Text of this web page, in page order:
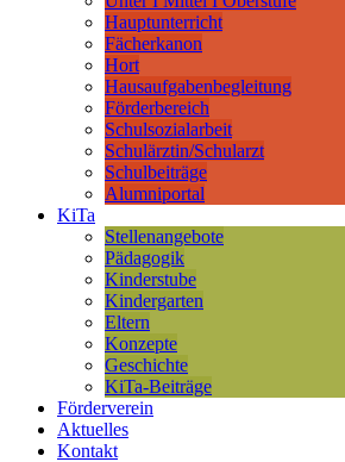
Hauptunterricht
Fächerkanon
Hort
Hausaufgabenbegleitung
Förderbereich
Schulsozialarbeit
Schulärztin/Schularzt
Schulbeiträge
Alumniportal
KiTa
Stellenangebote
Pädagogik
Kinderstube
Kindergarten
Eltern
Konzepte
Geschichte
KiTa-Beiträge
Förderverein
Aktuelles
Kontakt